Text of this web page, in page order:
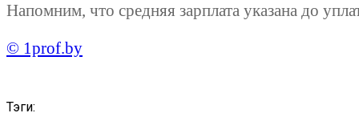
Напомним, что средняя зарплата указана до
© 1prof.by
Тэги: